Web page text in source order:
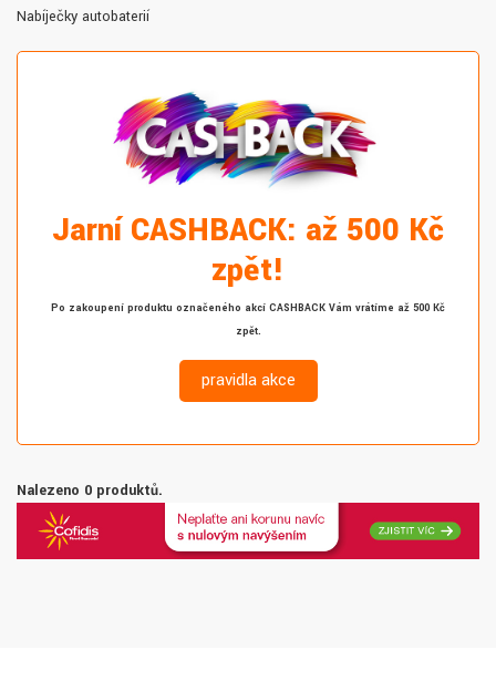
Nabíječky autobaterií
Jarní CASHBACK: až 500 Kč
zpět!
Po zakoupení produktu označeného akcí CASHBACK Vám vrátíme až 500 Kč
zpět.
pravidla akce
Nalezeno 0 produktů.